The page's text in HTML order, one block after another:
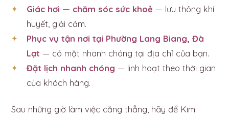
Giác hơi — chăm sóc sức khoẻ — lưu thông khí
huyết, giải cảm.
Phục vụ tận nơi tại Phường Lang Biang, Đà
Lạt — có mặt nhanh chóng tại địa chỉ của bạn.
Đặt lịch nhanh chóng — linh hoạt theo thời gian
của khách hàng.
Sau những giờ làm việc căng thẳng, hãy để Kim